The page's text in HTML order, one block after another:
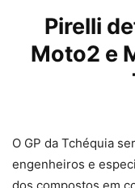
Pirelli
Moto2 e
O GP da Tchéquia
engenheiros e